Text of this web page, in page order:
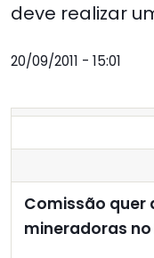
deve realizar
20/09/2011 - 15:01
Comissão
mineradoras